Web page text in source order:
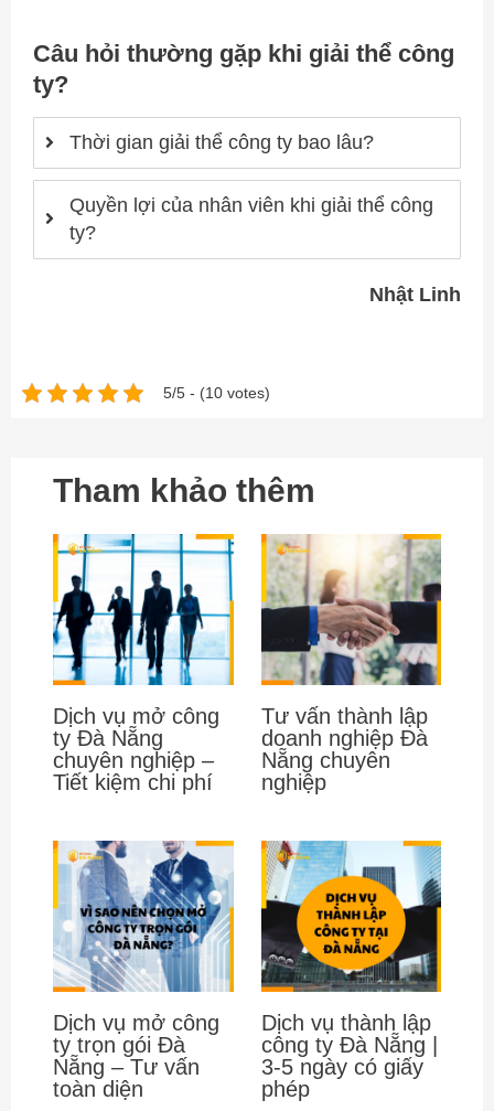
Câu hỏi thường gặp khi giải thể công
ty?
Thời gian giải thể công ty bao lâu?
Quyền lợi của nhân viên khi giải thể công
ty?
Nhật Linh
5/5 - (10 votes)
Tham khảo thêm
Dịch vụ mở công
ty Đà Nẵng
chuyên nghiệp –
Tiết kiệm chi phí
Tư vấn thành lập
doanh nghiệp Đà
Nẵng chuyên
nghiệp
Dịch vụ mở công
ty trọn gói Đà
Nẵng – Tư vấn
toàn diện
Dịch vụ thành lập
công ty Đà Nẵng |
3-5 ngày có giấy
phép